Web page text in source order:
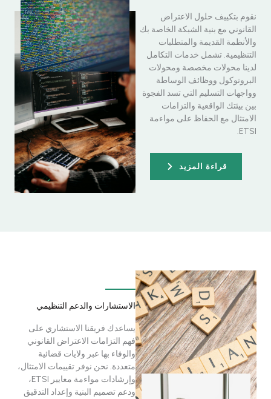
نقوم بتكييف حلول الاعتراض
القانوني مع بنية الشبكة الخاصة بك
والأنظمة القديمة والمتطلبات
التنظيمية. تشمل خدمات التكامل
لدينا محولات مخصصة ومحولات
البروتوكول ووظائف الوساطة
وواجهات التسليم التي تسد الفجوة
بين بيئتك الواقعية والتزامات
الامتثال مع الحفاظ على مواءمة
ETSI.
قراءة المزيد
الاستشارات والدعم التنظيمي
يساعدك فريقنا الاستشاري على
فهم التزامات الاعتراض القانوني
والوفاء بها عبر ولايات قضائية
متعددة. نحن نوفر تقييمات الامتثال،
وإرشادات مواءمة معايير ETSI،
ودعم تصميم البنية وإعداد التدقيق